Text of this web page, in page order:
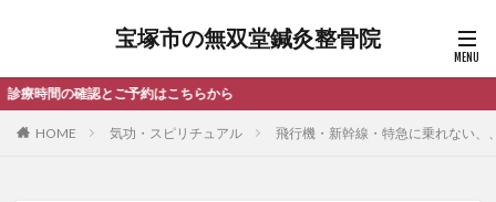
宝塚市の無双堂鍼灸整骨院
HOME 気功・スピリチュアル 飛行機・新幹線・特急に乗れない、